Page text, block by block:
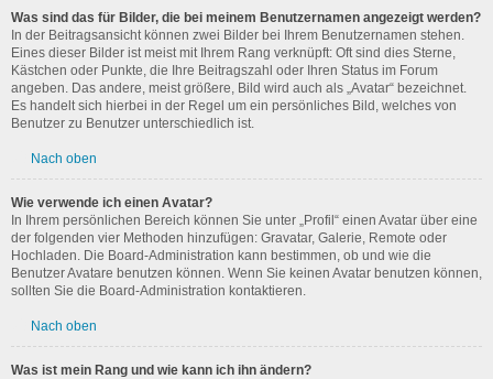
Was sind das für Bilder, die bei meinem Benutzernamen angezeigt werden?
In der Beitragsansicht können zwei Bilder bei Ihrem Benutzernamen stehen.
Eines dieser Bilder ist meist mit Ihrem Rang verknüpft: Oft sind dies Sterne,
Kästchen oder Punkte, die Ihre Beitragszahl oder Ihren Status im Forum
angeben. Das andere, meist größere, Bild wird auch als „Avatar“ bezeichnet.
Es handelt sich hierbei in der Regel um ein persönliches Bild, welches von
Benutzer zu Benutzer unterschiedlich ist.
Nach oben
Wie verwende ich einen Avatar?
In Ihrem persönlichen Bereich können Sie unter „Profil“ einen Avatar über eine
der folgenden vier Methoden hinzufügen: Gravatar, Galerie, Remote oder
Hochladen. Die Board-Administration kann bestimmen, ob und wie die
Benutzer Avatare benutzen können. Wenn Sie keinen Avatar benutzen können,
sollten Sie die Board-Administration kontaktieren.
Nach oben
Was ist mein Rang und wie kann ich ihn ändern?